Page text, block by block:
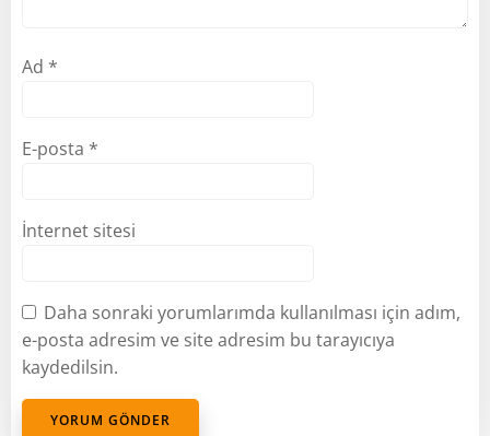
Ad *
E-posta *
İnternet sitesi
Daha sonraki yorumlarımda kullanılması için adım,
e-posta adresim ve site adresim bu tarayıcıya
kaydedilsin.